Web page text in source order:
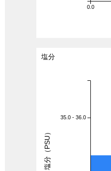
0.0
塩分
35.0 - 36.0
塩分（PSU）